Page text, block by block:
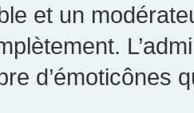
et un
d’émoticônes